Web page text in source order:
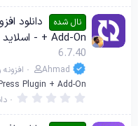
0
0
س
ت
ه
نال شده
+ Add-On - اسلاید روولوشن و افزودنی ها نال شده
6.7.40
Ahmad
Plugin + Add-On
0
0